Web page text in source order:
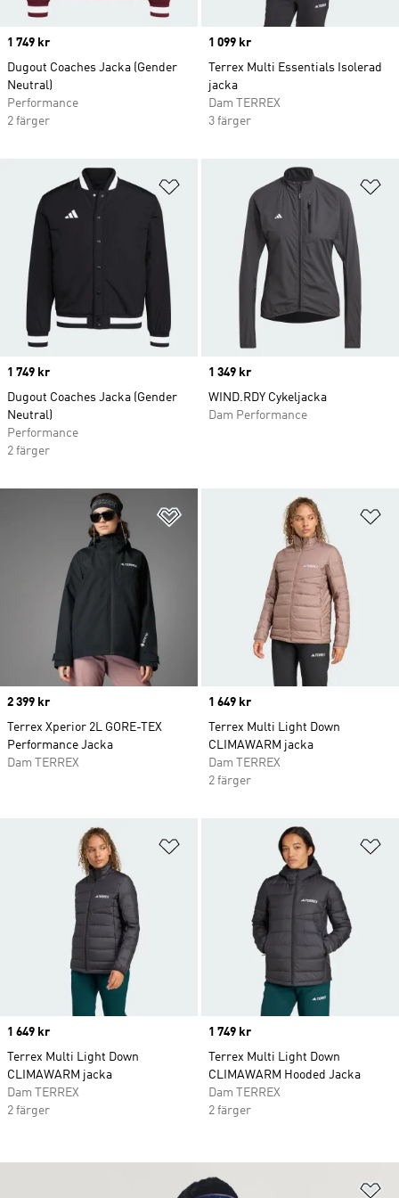
Price
1 749 kr
Dugout Coaches Jacka (Gender
Neutral)
Performance
2 färger
Price
1 099 kr
Terrex Multi Essentials Isolerad
jacka
Dam TERREX
3 färger
Lägg till på önskelistan
Price
1 749 kr
Dugout Coaches Jacka (Gender
Neutral)
Performance
2 färger
Price
1 349 kr
WIND.RDY Cykeljacka
Dam Performance
Lägg till på önskelistan
Price
2 399 kr
Terrex Xperior 2L GORE-TEX
Performance Jacka
Dam TERREX
Price
1 649 kr
Terrex Multi Light Down
CLIMAWARM jacka
Dam TERREX
2 färger
Lägg till på önskelistan
Price
1 649 kr
Terrex Multi Light Down
CLIMAWARM jacka
Dam TERREX
2 färger
Price
1 749 kr
Terrex Multi Light Down
CLIMAWARM Hooded Jacka
Dam TERREX
2 färger